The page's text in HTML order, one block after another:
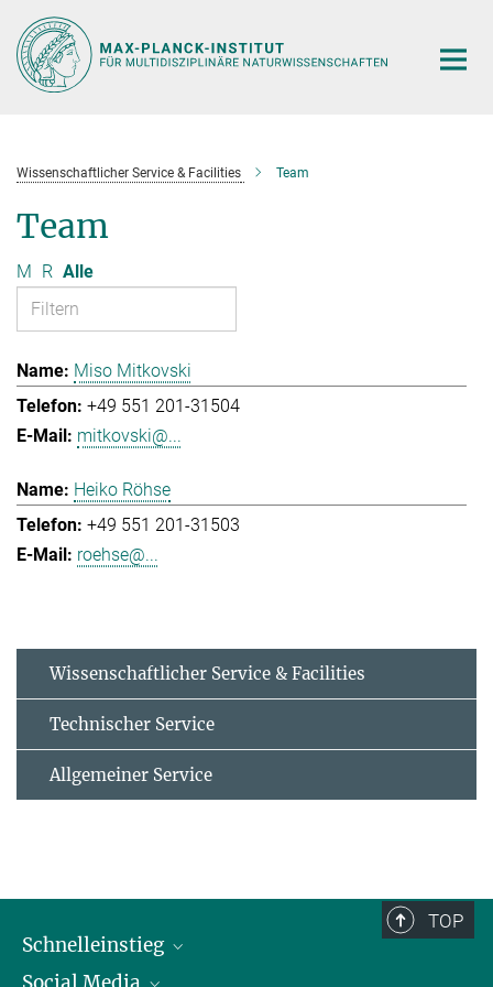
Hauptinhalt
Wissenschaftlicher Service & Facilities Team
Team
M R Alle
Miso Mitkovski
+49 551 201-31504
mitkovski@...
Heiko Röhse
+49 551 201-31503
roehse@...
Wissenschaftlicher Service & Facilities
Technischer Service
Allgemeiner Service
TOP
Schnelleinstieg